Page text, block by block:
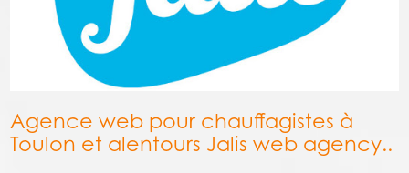
Agence web pour chauffagistes à
Toulon et alentours Jalis web agency..